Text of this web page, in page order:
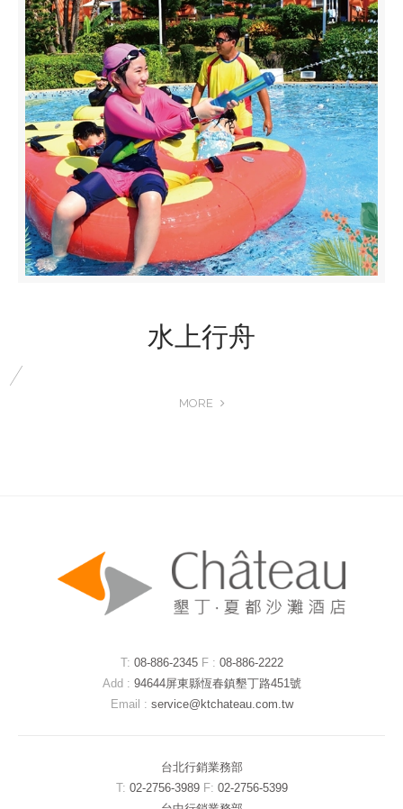
水上行舟
MORE
T: 08-886-2345 F : 08-886-2222
Add : 94644屏東縣恆春鎮墾丁路451號
Email : service@ktchateau.com.tw
台北行銷業務部
T: 02-2756-3989 F: 02-2756-5399